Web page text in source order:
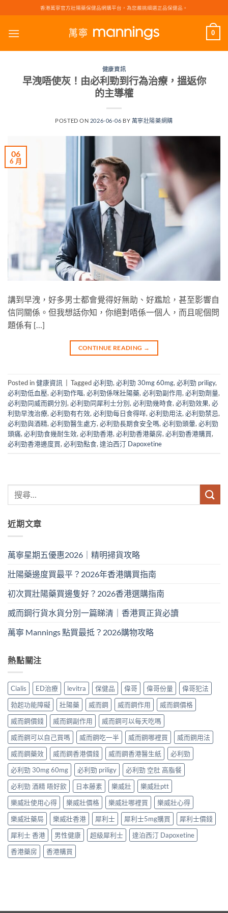
to
content
香港萬寧官方壯陽藥保健品網購平台，為您嚴挑細選正品保健品。
0
健康資訊
早洩唔使灰！由必利勁到行為治療，搵返你
的主導權
POSTED ON 2026-06-06 BY 萬寧壯陽藥網購
06
6 月
講到早洩，好多男士都會覺得好無助、好尷尬，甚至影響自
信同關係。但我想話你知，你絕對唔係一個人，而且呢個問
題係有 […]
CONTINUE READING →
Posted in健康資訊 Tagged必利勁,必利勁 30mg 60mg,必利勁 priligy,
必利勁低血壓,必利勁作嘔,必利勁係咪壯陽藥,必利勁副作用,必利勁劑量,
必利勁同威而鋼分別,必利勁同犀利士分別,必利勁幾時食,必利勁效果,必
利勁早洩治療,必利勁有冇效,必利勁每日食得咩,必利勁用法,必利勁禁忌,
必利勁與酒精,必利勁醫生處方,必利勁長期食安全嗎,必利勁頭暈,必利勁
頭痛,必利勁食幾耐生效,必利勁香港,必利勁香港藥房,必利勁香港購買,
必利勁香港邊度買,必利勁點食,達泊西汀 Dapoxetine
近期文章
萬寧星期五優惠2026｜精明掃貨攻略
壯陽藥邊度買最平？2026年香港購買指南
初次買壯陽藥買邊隻好？2026香港選購指南
威而鋼行貨水貨分別一篇睇清｜香港買正貨必讀
萬寧 Mannings 點買最抵？2026購物攻略
熱點關注
Cialis ED治療 levitra 保健品 偉哥 偉哥份量
偉哥犯法
勃起功能障礙
壯陽藥 威而鋼 威而鋼作用
威而鋼價格
威而鋼價錢
威而鋼副作用
威而鋼可以每天吃嗎
威而鋼可以自己買嗎
威而鋼吃一半 威而鋼哪裡買
威而鋼用法
威而鋼藥效
威而鋼香港價錢 威而鋼香港醫生紙
必利勁
必利勁 30mg 60mg
必利勁 priligy
必利勁 空肚 高脂餐
必利勁 酒精 唔好飲
日本藤素 樂威壯
樂威壯ptt
樂威壯使用心得
樂威壯價格 樂威壯哪裡買
樂威壯心得
樂威壯藥局
樂威壯香港 犀利士 犀利士5mg購買
犀利士價錢
犀利士 香港
男性健康 超級犀利士
達泊西汀 Dapoxetine
香港藥房
香港購買